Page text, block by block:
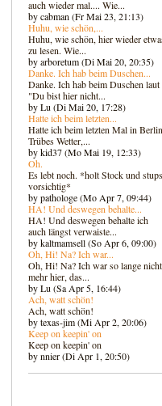
auch wieder mal.... Wie...
by cabman (Fr Mai 23, 21:13)
Huhu, wie schön,...
Huhu, wie schön, hier wieder
zu lesen. Wie...
by arboretum (Di Mai 20, 20:35)
Danke. Ich hab beim Duschen...
Danke. Ich hab beim Duschen laut
"Du bist hier nicht...
by Lu (Di Mai 20, 17:28)
Hatte ich beim letzten...
Hatte ich beim letzten Mal in
Trübes Wetter,...
by kid37 (Mo Mai 19, 12:33)
Oh.
Es lebt noch. *holt Stock und
vorsichtig*
by pathologe (Mo Apr 7, 09:44)
HA! Und deswegen behalte...
HA! Und deswegen behalte ich
auch längst verwaiste...
by kaltmamsell (So Apr 6, 09:00)
Oh, Hi! Na? Ich war...
Oh, Hi! Na? Ich war so lange nicht
mehr hier, das...
by Lu (Sa Apr 5, 16:44)
Ach, watt schön!
Ach, watt schön!
by texas-jim (Mi Apr 2, 20:06)
Keep on keepin' on
Keep on keepin' on
by nnier (Di Apr 1, 20:50)